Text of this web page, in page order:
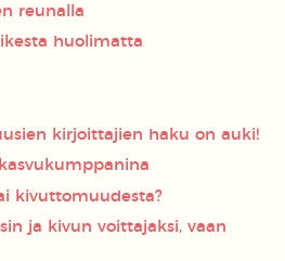
reunalla
huolimatta
kirjoittajien haku on auki!
kivuttomuudesta?
ja kivun voittajaksi, vaan